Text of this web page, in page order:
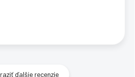
ďalšie recenzie